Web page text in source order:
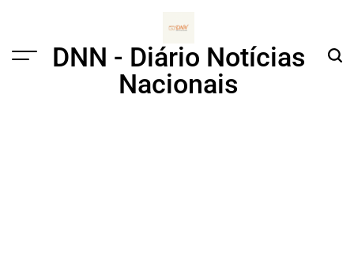
Menu
DNN - Diário Notícias
Nacionais